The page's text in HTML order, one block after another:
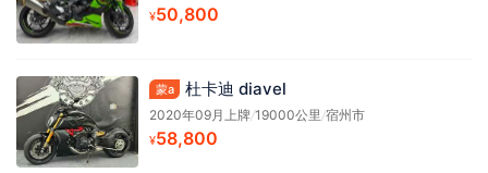
¥50,800
蒙a 杜卡迪 diavel
2020年09月上牌/19000公里 /宿州市
¥58,800